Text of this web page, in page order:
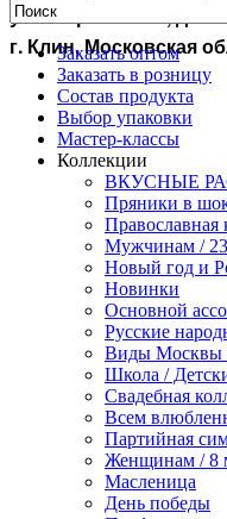
ул. Староямская, дом
г. Клин, Московская
Заказать оптом
Заказать в розницу
Состав продукта
Выбор упаковки
Мастер-классы
Коллекции
ВКУСНЫЕ
Пряники в
Православная
Мужчинам / 23
Новый год и
Новинки
Основной
Русские
Виды Москвы
Школа /
Свадебная
Всем
Партийная
Женщинам / 8
Масленица
День победы